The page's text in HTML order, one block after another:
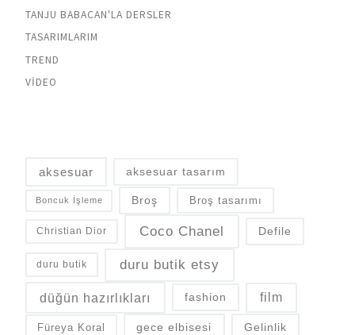
TANJU BABACAN'LA DERSLER
TASARIMLARIM
TREND
VIDEO
aksesuar aksesuar tasarım
Boncuk İşleme Broş Broş tasarımı
Christian Dior Coco Chanel Defile
duru butik duru butik etsy
düğün hazırlıkları fashion film
Füreya Koral gece elbisesi Gelinlik